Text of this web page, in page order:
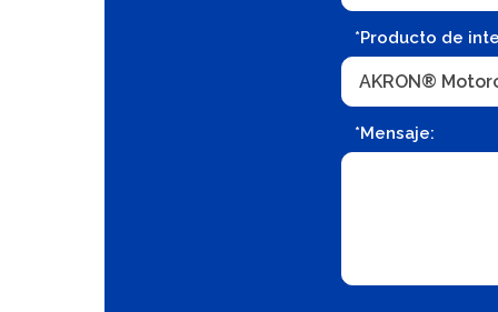
*Producto de
*Mensaje: